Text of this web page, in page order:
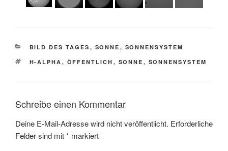
KATEGORIEN
BILD DES TAGES , SONNE , SONNENSYSTEM
SCHLAGWÖRTER
H-ALPHA , ÖFFENTLICH , SONNE , SONNENSYSTEM
Schreibe einen Kommentar
Deine E-Mail-Adresse wird nicht veröffentlicht. Erforderliche
Felder sind mit* markiert